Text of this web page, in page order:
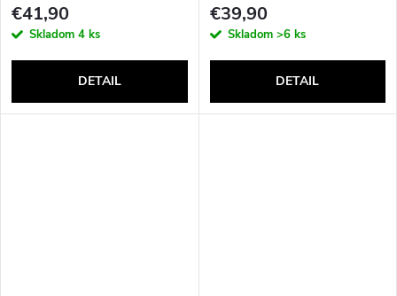
€41,90
Skladom 4 ks
DETAIL
€39,90
Skladom >6 ks
DETAIL